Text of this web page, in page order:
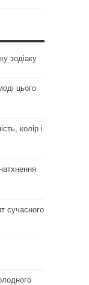
зодіаку
цього
колір і
сучасного